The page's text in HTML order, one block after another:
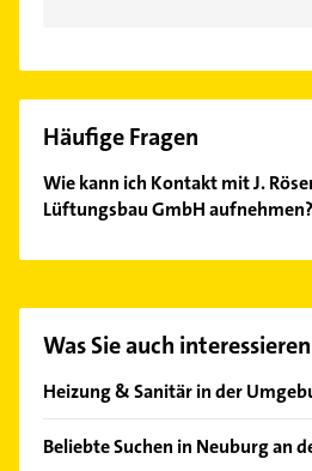
Häufige Fragen
Wie kann ich Kontakt mit J.
Lüftungsbau GmbH aufnehmen?
Hier finden Sie alleKontaktdaten
Was Sie auch
Heizung & Sanitär in der
Karlshuld
Beliebte Suchen in Neuburg an